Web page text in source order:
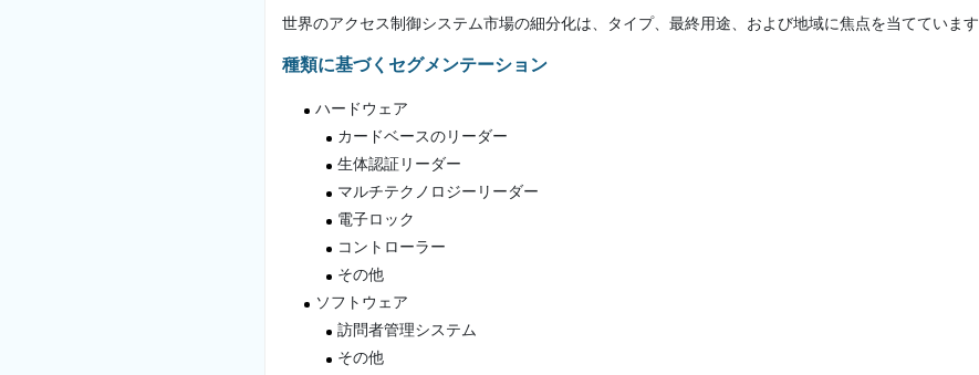
世界のアクセス制御システム市場の細分化は、タイプ、最終用途、および地域に焦点を当てています.
種類に基づくセグメンテーション
ハードウェア
カードベースのリーダー
生体認証リーダー
マルチテクノロジーリーダー
電子ロック
コントローラー
その他
ソフトウェア
訪問者管理システム
その他